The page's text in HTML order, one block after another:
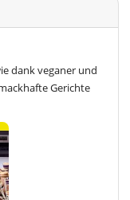
dank veganer und
Gerichte